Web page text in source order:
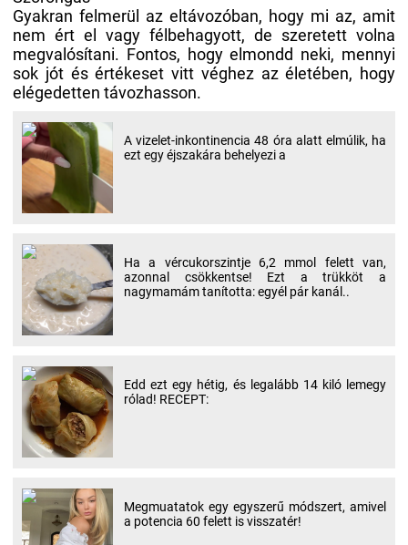
Gyakran felmerül az eltávozóban, hogy mi az, amit
nem ért el vagy félbehagyott, de szeretett volna
megvalósítani. Fontos, hogy elmondd neki, mennyi
sok jót és értékeset vitt véghez az életében, hogy
elégedetten távozhasson.
A vizelet-inkontinencia 48 óra alatt elmúlik, ha
ezt egy éjszakára behelyezi a
Ha a vércukorszintje 6,2 mmol felett van,
azonnal csökkentse! Ezt a trükköt a
nagymamám tanította: egyél pár kanál..
Edd ezt egy hétig, és legalább 14 kiló lemegy
rólad! RECEPT:
Megmuatatok egy egyszerű módszert, amivel
a potencia 60 felett is visszatér!